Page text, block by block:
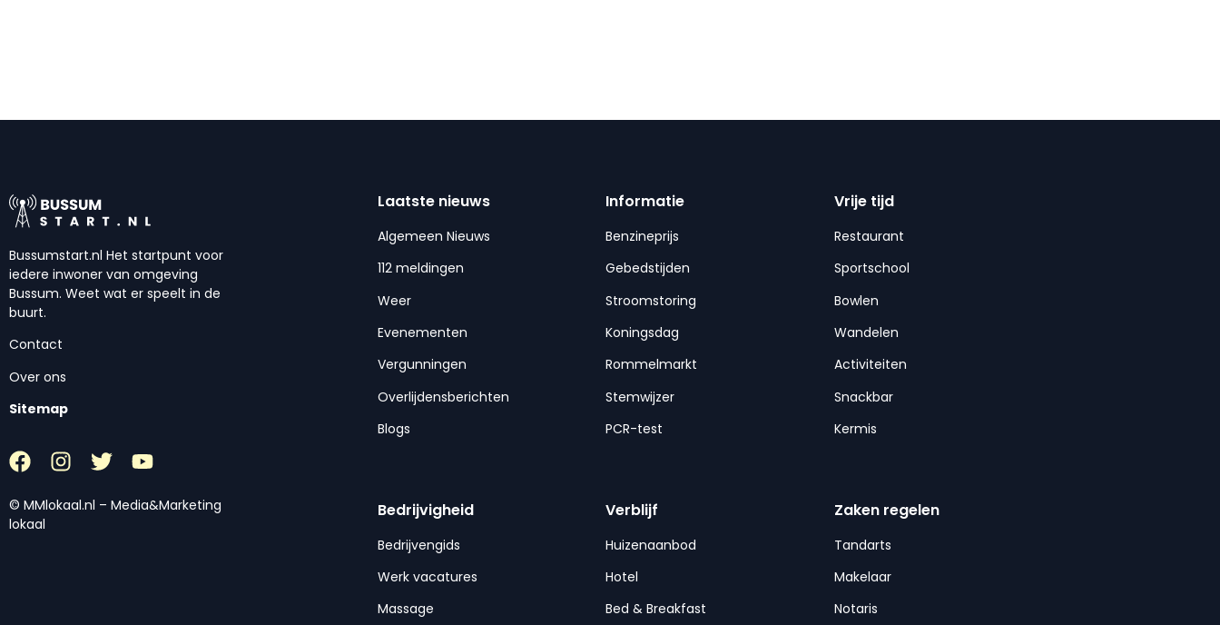
Bussumstart.nl Het startpunt voor
iedere inwoner van omgeving
Bussum. Weet wat er speelt in de
buurt.
Contact
Over ons
Sitemap
© MMlokaal.nl – Media&Marketing
lokaal
Laatste nieuws
Algemeen Nieuws
112 meldingen
Weer
Evenementen
Vergunningen
Overlijdensberichten
Blogs
Informatie
Benzineprijs
Gebedstijden
Stroomstoring
Koningsdag
Rommelmarkt
Stemwijzer
PCR-test
Vrije tijd
Restaurant
Sportschool
Bowlen
Wandelen
Activiteiten
Snackbar
Kermis
Bedrijvigheid
Bedrijvengids
Werk vacatures
Massage
Verblijf
Huizenaanbod
Hotel
Bed & Breakfast
Zaken regelen
Tandarts
Makelaar
Notaris